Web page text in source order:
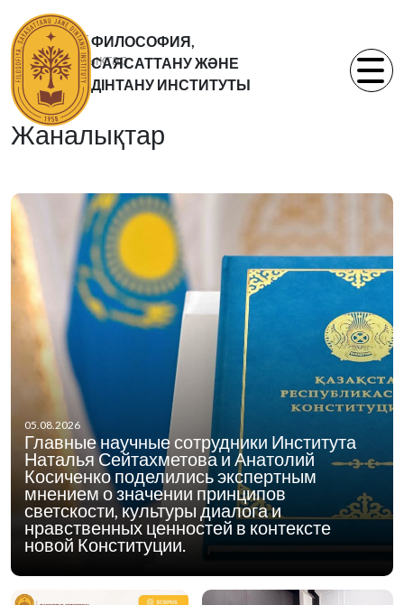
ФИЛОСОФИЯ,
САЯСАТТАНУ ЖӘНЕ
ДІНТАНУ ИНСТИТУТЫ
Басты бет
Жаналықтар
Статьи
Жаналықтар
05.08.2026
Главные научные сотрудники Института
Наталья Сейтахметова и Анатолий
Косиченко поделились экспертным
мнением о значении принципов
светскости, культуры диалога и
нравственных ценностей в контексте
новой Конституции.